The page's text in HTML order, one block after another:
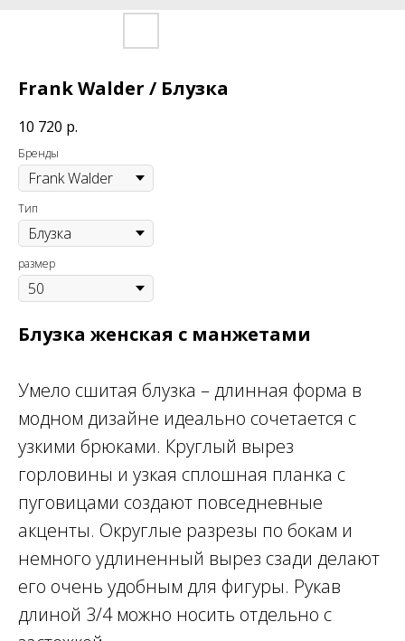
Frank Walder / Блузка
10 720 р.
Бренды
Тип
размер
Блузка женская с манжетами
Умело сшитая блузка – длинная форма в
модном дизайне идеально сочетается с
узкими брюками. Круглый вырез
горловины и узкая сплошная планка с
пуговицами создают повседневные
акценты. Округлые разрезы по бокам и
немного удлиненный вырез сзади делают
его очень удобным для фигуры. Рукав
длиной 3/4 можно носить отдельно с